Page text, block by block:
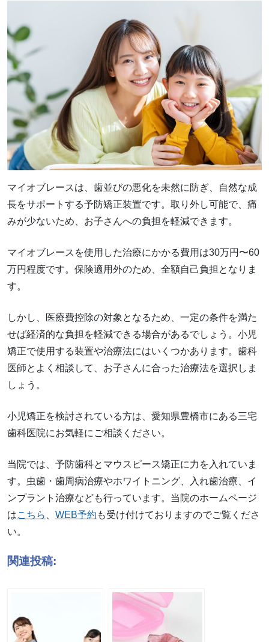
マイオブレースは、歯並びの悪化を未然に防ぎ、自然な成
長をサポートする予防矯正装置です。取り外し可能で、痛
みが少ないため、お子さんへの負担を軽減できます。
マイオブレースを使用した治療にかかる費用は30万円〜60
万円程度です。保険適用外のため、全額自己負担となりま
す。
しかし、医療費控除の対象となるため、一定の条件を満た
せば経済的な負担を軽減できる場合があるでしょう。小児
矯正で使用する装置や治療法にはいくつかあります。歯科
医師とよく相談して、お子さんに合った治療法を選択しま
しょう。
小児矯正を検討されている方は、愛知県豊橋市にある三宅
歯科医院にお気軽にご相談ください。
当院では、予防歯科とマウスピース矯正に力を入れていま
す。虫歯・歯周病治療やホワイトニング、入れ歯治療、イ
ンプラント治療なども行っています。当院のホームページ
はこちら WEB予約 も受け付けておりますのでご覧くださ
い。
関連投稿: